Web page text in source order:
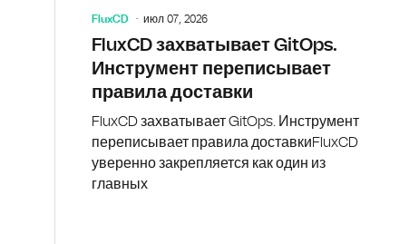
FluxCD июл 07, 2026
FluxCD захватывает GitOps.
Инструмент переписывает
правила доставки
FluxCD захватывает GitOps. Инструмент
переписывает правила доставкиFluxCD
уверенно закрепляется как один из
главных